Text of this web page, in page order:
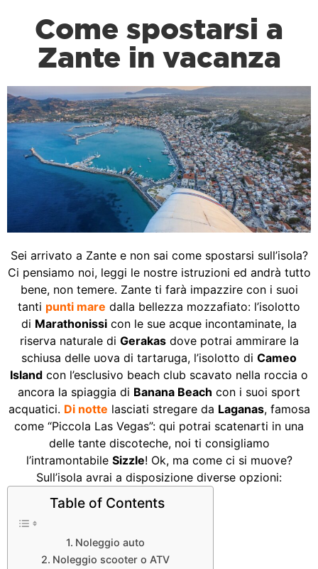
Come spostarsi a
Zante in vacanza
Sei arrivato a Zante e non sai come spostarsi sull’isola?
Ci pensiamo noi, leggi le nostre istruzioni ed andrà tutto
bene, non temere. Zante ti farà impazzire con i suoi
tanti punti mare dalla bellezza mozzafiato: l’isolotto
di Marathonissi con le sue acque incontaminate, la
riserva naturale di Gerakasdove potrai ammirare la
schiusa delle uova di tartaruga, l’isolotto di Cameo
Island con l’esclusivo beach club scavato nella roccia o
ancora la spiaggia di Banana Beach con i suoi sport
acquatici. Di notte lasciati stregare da Laganas, famosa
come “Piccola Las Vegas”: qui potrai scatenarti in una
delle tante discoteche, noi ti consigliamo
l’intramontabile Sizzle! Ok, ma come ci si muove?
Sull’isola avrai a disposizione diverse opzioni:
Table of Contents
Noleggio auto
Noleggio scooter o ATV